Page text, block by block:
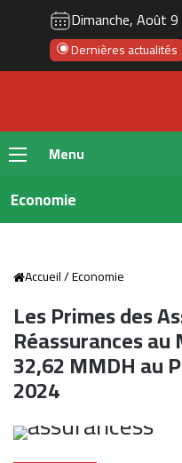
Dimanche, Août
Dernières actualités
Menu
Economie
Accueil/Economie
Les Primes des
Réassurances
32,62 MMDH au
2024